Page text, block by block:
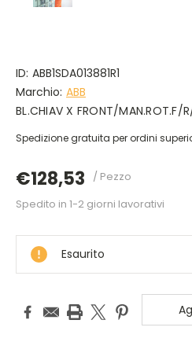
ID: ABB1SDA013881R1
Marchio: ABB
BL.CHIAV X FRONT/
Spedizione gratuita per ordini
€128,53 / Pezzo
DISPONIBILE
Spedito in 1-2 giorni lavorativi
Esaurito